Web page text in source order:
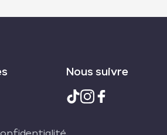
Nous suivre